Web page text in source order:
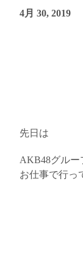
4月 30, 2019
先日は
AKB48グルー
お仕事で行っ